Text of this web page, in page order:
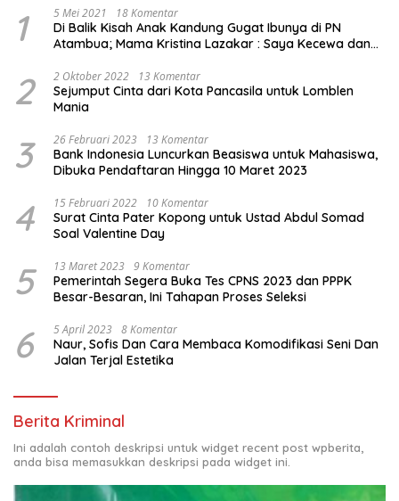
1 5 Mei 2021 18 Komentar
Di Balik Kisah Anak Kandung Gugat Ibunya di PN
Atambua; Mama Kristina Lazakar : Saya Kecewa dan
2 2 Oktober 2022 13 Komentar
Sejumput Cinta dari Kota Pancasila untuk Lomblen
Mania
3 26 Februari 2023 13 Komentar
Bank Indonesia Luncurkan Beasiswa untuk Mahasiswa,
Dibuka Pendaftaran Hingga 10 Maret 2023
4 15 Februari 2022 10 Komentar
Surat Cinta Pater Kopong untuk Ustad Abdul Somad
Soal Valentine Day
5 13 Maret 2023 9 Komentar
Pemerintah Segera Buka Tes CPNS 2023 dan PPPK
Besar-Besaran, Ini Tahapan Proses Seleksi
6 5 April 2023 8 Komentar
Naur, Sofis Dan Cara Membaca Komodifikasi Seni Dan
Jalan Terjal Estetika
Berita Kriminal
Ini adalah contoh deskripsi untuk widget recent post wpberita,
anda bisa memasukkan deskripsi pada widget ini.